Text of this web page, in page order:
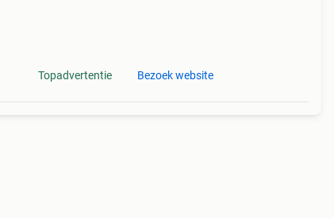
Topadvertentie Bezoek website